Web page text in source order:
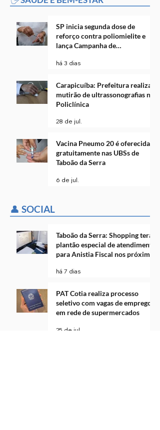
SP inicia segunda dose de
reforço contra poliomielite e
lança Campanha de
há 3 dias
Carapicuíba: Prefeitura realiza
mutirão de ultrassonografias na
Policlínica
28 de jul.
Vacina Pneumo 20 é oferecida
gratuitamente nas UBSs de
Taboão da Serra
6 de jul.
👤 SOCIAL
Taboão da Serra: Shopping terá
plantão especial de atendimento
para Anistia Fiscal nos próximos
há 7 dias
PAT Cotia realiza processo
seletivo com vagas de emprego
em rede de supermercados
25 de jul.